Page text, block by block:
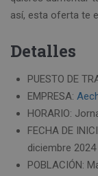
así, esta oferta te
Detalles
PUESTO DE
EMPRESA:
HORARIO:
FECHA DE
diciembre 2024
POBLACIÓN: